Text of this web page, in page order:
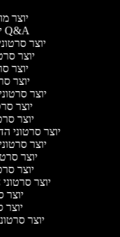
יוצר
יוצר סרטוני Q&A
יוצר
יוצר
יוצר
יוצר
יוצר
יוצר
יוצר
יוצר סרטוני
יוצר
יוצר
יוצר
יוצר
יוצר
יוצר
יוצר